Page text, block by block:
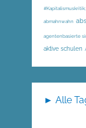
abmahnwahn
agentenbasierte
aktive schulen
► Alle